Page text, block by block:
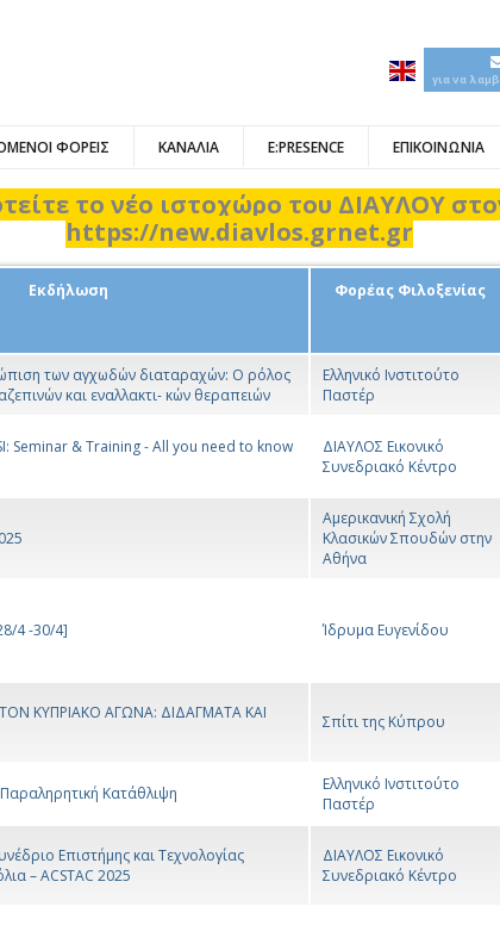
για να
ΦΟΡΕΙΣ ΚΑΝΑΛΙΑ E:PRESENCE ΕΠΙΚΟΙΝΩΝΙΑ
το νέο ιστοχώρο του ΔΙΑΥΛΟΥ
https://new.diavlos.grnet.gr
Εκδήλωση Φορέας Φιλοξενίας
των αγχωδών διαταραχών: Ο ρόλος
και εναλλακτι- κών θεραπειών
Ελληνικό Ινστιτούτο
Παστέρ
Seminar & Training - All you need to know
ΔΙΑΥΛΟΣ Εικονικό
Συνεδριακό Κέντρο
Αμερικανική Σχολή
Κλασικών Σπουδών στην
Αθήνα
4 -30/4] Ίδρυμα Ευγενίδου
ΚΥΠΡΙΑΚΟ ΑΓΩΝΑ: ΔΙΔΑΓΜΑΤΑ ΚΑΙ
Σπίτι της Κύπρου
Κατάθλιψη
Ελληνικό Ινστιτούτο
Παστέρ
Επιστήμης και Τεχνολογίας
– ACSTAC 2025
ΔΙΑΥΛΟΣ Εικονικό
Συνεδριακό Κέντρο